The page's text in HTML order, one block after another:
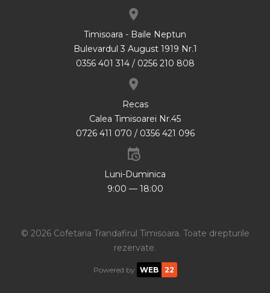
Timisoara - Baile Neptun
Bulevardul 3 August 1919 Nr.1
0356 401 314 / 0256 210 808
Recas
Calea Timisoarei Nr.45
0726 411 070 / 0356 421 096
Luni-Duminica
9:00 — 18:00
© 2026 Cofetaria Trandafirul Timisoara. Toate drepturile
rezervate.
Powered by WEB 22